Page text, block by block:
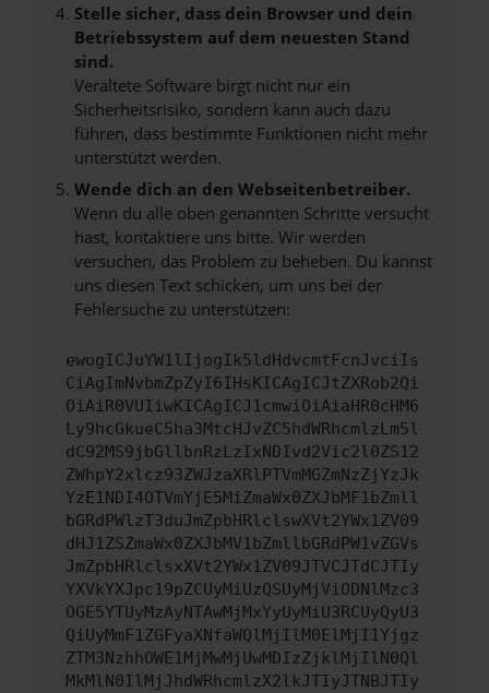
Stelle sicher, dass dein Browser und dein
Betriebssystem auf dem neuesten Stand
sind.
Veraltete Software birgt nicht nur ein
Sicherheitsrisiko, sondern kann auch dazu
führen, dass bestimmte Funktionen nicht mehr
unterstützt werden.
Wende dich an den Webseitenbetreiber.
Wenn du alle oben genannten Schritte versucht
hast, kontaktiere uns bitte. Wir werden
versuchen, das Problem zu beheben. Du kannst
uns diesen Text schicken, um uns bei der
Fehlersuche zu unterstützen:
ewogICJuYW1lIjogIk5ldHdvcmtFcnJvciIs
CiAgImNvbmZpZyI6IHsKICAgICJtZXRob2Qi
OiAiR0VUIiwKICAgICJ1cmwiOiAiaHR0cHM6
Ly9hcGkueC5ha3MtcHJvZC5hdWRhcmlzLm5l
dC92MS9jbGllbnRzLzIxNDIvd2Vic2l0ZS12
ZWhpY2xlcz93ZWJzaXRlPTVmMGZmNzZjYzJk
YzE1NDI4OTVmYjE5MiZmaWx0ZXJbMF1bZmll
bGRdPWlzT3duJmZpbHRlclswXVt2YWx1ZV09
dHJ1ZSZmaWx0ZXJbMV1bZmllbGRdPW1vZGVs
JmZpbHRlclsxXVt2YWx1ZV09JTVCJTdCJTIy
YXVkYXJpc19pZCUyMiUzQSUyMjViODNlMzc3
OGE5YTUyMzAyNTAwMjMxYyUyMiU3RCUyQyU3
QiUyMmF1ZGFyaXNfaWQlMjIlM0ElMjI1Yjgz
ZTM3NzhhOWE1MjMwMjUwMDIzZjklMjIlN0Ql
MkMlN0IlMjJhdWRhcmlzX2lkJTIyJTNBJTIy